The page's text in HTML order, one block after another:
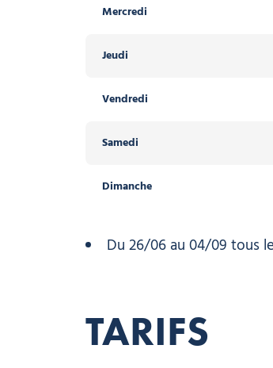
Mercredi
Jeudi
Vendredi
Samedi
Dimanche
Mercredi
Jeudi
Vendredi
Samedi
Dimanche
Du 26/06 au 04/09 tous
TARIFS